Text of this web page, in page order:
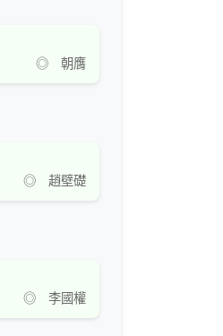
◎ 朝膺
◎ 趙壁礎
◎ 李國權